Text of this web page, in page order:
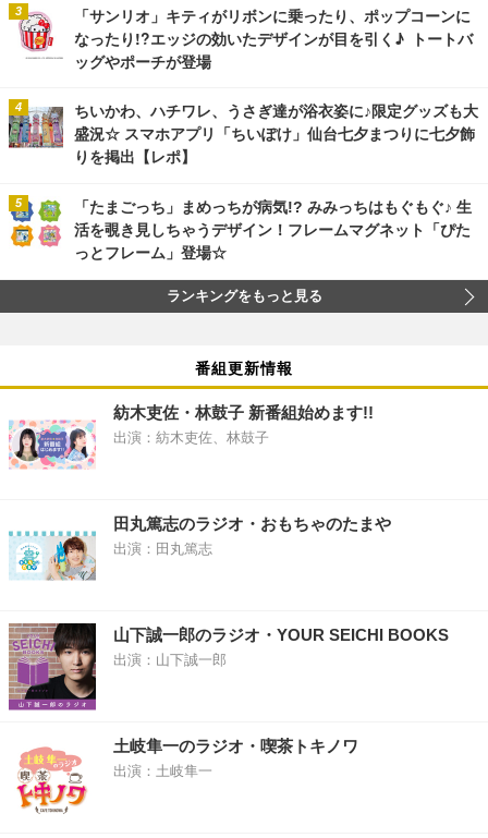
「サンリオ」キティがリボンに乗ったり、ポップコーンに
なったり!?エッジの効いたデザインが目を引く♪ トートバ
ッグやポーチが登場
ちいかわ、ハチワレ、うさぎ達が浴衣姿に♪限定グッズも大
盛況☆ スマホアプリ「ちいぽけ」仙台七夕まつりに七夕飾
りを掲出【レポ】
「たまごっち」まめっちが病気!? みみっちはもぐもぐ♪ 生
活を覗き見しちゃうデザイン！フレームマグネット「ぴた
っとフレーム」登場☆
ランキングをもっと見る
番組更新情報
紡木吏佐・林鼓子 新番組始めます!!
出演：紡木吏佐、林鼓子
田丸篤志のラジオ・おもちゃのたまや
出演：田丸篤志
山下誠一郎のラジオ・YOUR SEICHI BOOKS
出演：山下誠一郎
土岐隼一のラジオ・喫茶トキノワ
出演：土岐隼一